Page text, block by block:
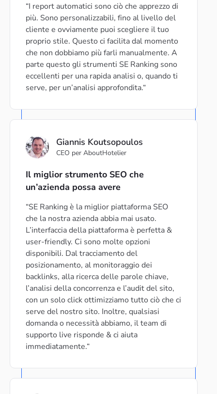
I report automatici sono ciò che apprezzo di
più. Sono personalizzabili, fino al livello del
cliente e ovviamente puoi scegliere il tuo
proprio stile. Questo ci facilita dal momento
che non dobbiamo più farli manualmente. A
parte questo gli strumenti SE Ranking sono
eccellenti per una rapida analisi o, quando ti
serve, per un’analisi approfondita.
Giannis Koutsopoulos
CEO per AboutHotelier
Il miglior strumento SEO che
un’azienda possa avere
SE Ranking è la miglior piattaforma SEO
che la nostra azienda abbia mai usato.
L’interfaccia della piattaforma è perfetta &
user-friendly. Ci sono molte opzioni
disponibili. Dal tracciamento del
posizionamento, al monitoraggio dei
backlinks, alla ricerca delle parole chiave,
l’analisi della concorrenza e l’audit del sito,
con un solo click ottimizziamo tutto ciò che ci
serve del nostro sito. Inoltre, qualsiasi
domanda o necessità abbiamo, il team di
supporto live risponde & ci aiuta
immediatamente.